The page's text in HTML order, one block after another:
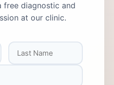
free diagnostic and
at our clinic.